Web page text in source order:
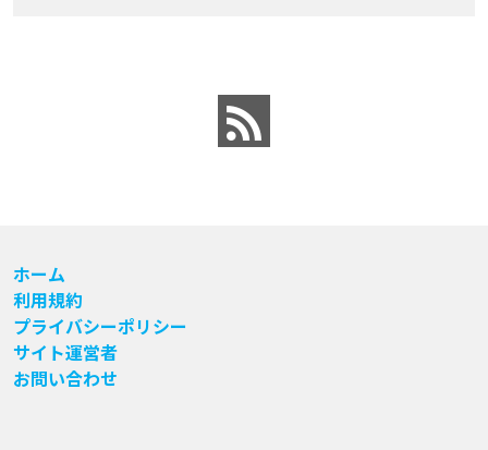
ホーム
利用規約
プライバシーポリシー
サイト運営者
お問い合わせ